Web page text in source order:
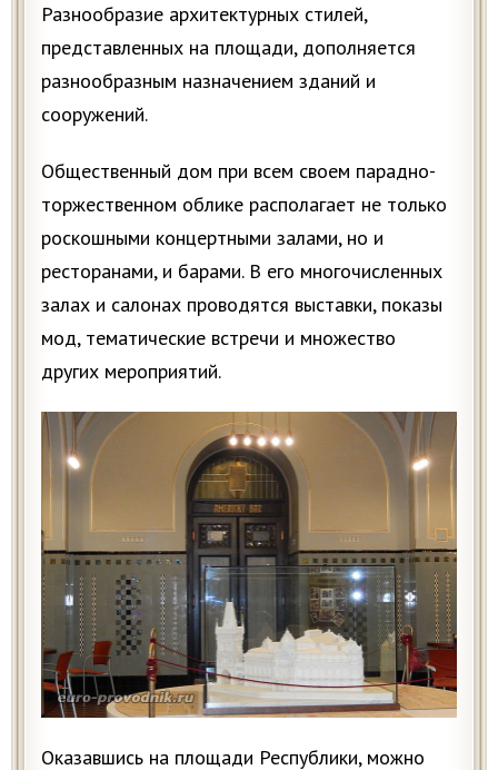
Разнообразие архитектурных стилей,
представленных на площади, дополняется
разнообразным назначением зданий и
сооружений.
Общественный дом при всем своем парадно-
торжественном облике располагает не только
роскошными концертными залами, но и
ресторанами, и барами. В его многочисленных
залах и салонах проводятся выставки, показы
мод, тематические встречи и множество
других мероприятий.
Оказавшись на площади Республики, можно